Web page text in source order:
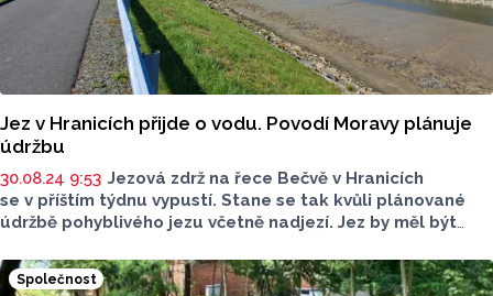
Jez v Hranicích přijde o vodu. Povodí Moravy plánuje
údržbu
30.08.24 9:53 Jezová zdrž na řece Bečvě v Hranicích
se v příštím týdnu vypustí. Stane se tak kvůli plánované
údržbě pohyblivého jezu včetně nadjezí. Jez by měl být
Společnost